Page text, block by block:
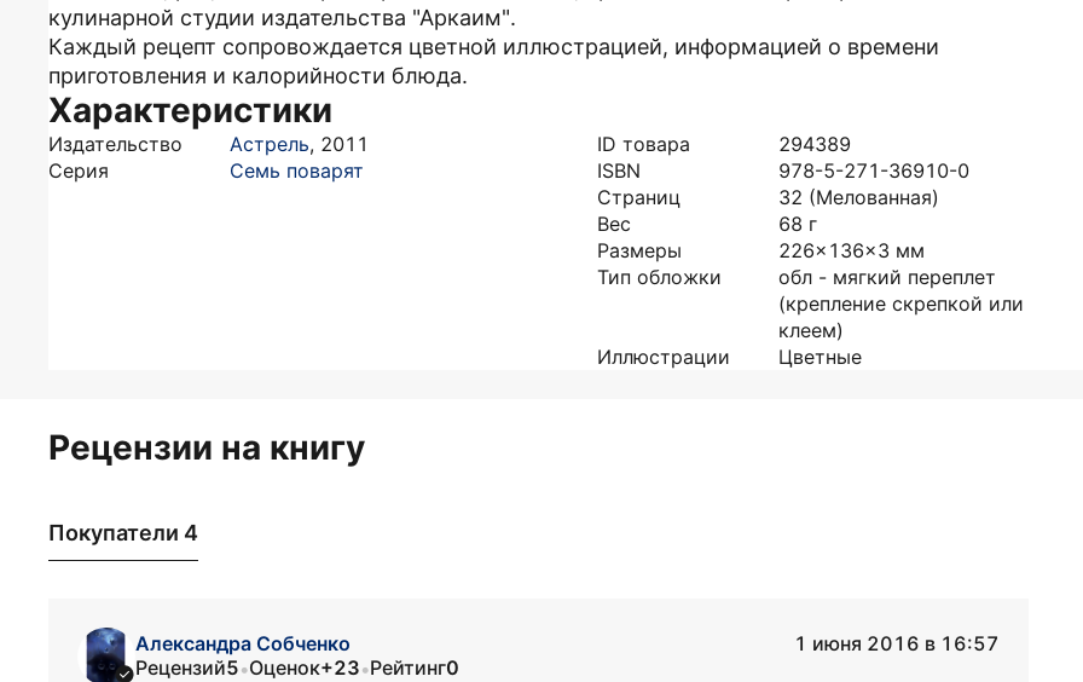
кулинарной студии издательства "Аркаим".
Каждый рецепт сопровождается цветной иллюстрацией, информацией о времени
приготовления и калорийности блюда.
Характеристики
Издательство Астрель, 2011
Серия
Семь поварят
ID товара
294389
ISBN
978-5-271-36910-0
Страниц
32 (Мелованная)
Вес
68 г
Размеры
226x136x3 мм
Тип обложки
обл - мягкий переплет
(крепление скрепкой или
клеем)
Иллюстрации
Цветные
Рецензии на книгу
Покупатели 4
Александра Собченко
1 июня 2016 в 16:57
Рецензий5•Оценок+23•Рейтинг0